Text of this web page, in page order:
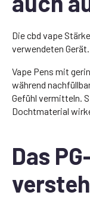
Die cbd vape
verwendeten Gerät.
Vape Pens mit
während
Gefühl vermitteln.
Dochtmaterial
Das